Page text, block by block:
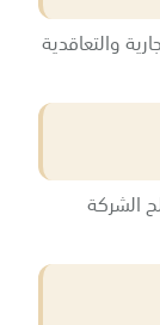
والتعاقدية
الشركة